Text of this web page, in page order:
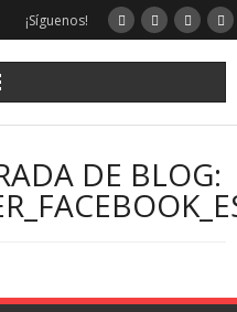
¡Síguenos!
DE BLOG: